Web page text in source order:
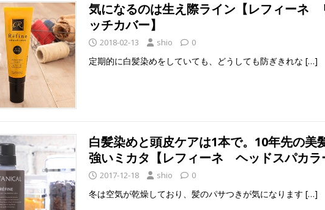
気になるのは生え際ライン【レフィーネ
ッチカバー】
2018-02-13 shio 0
定期的に白髪染めをしていても、どうしても防ぎきれな […]
白髪染めと頭皮ケアは1本で。10年先の美
強いミカタ【レフィーネ ヘッドスパカラ
2017-12-18 shio 0
冬は空気が乾燥しており、髪のパサつきが気になります […]